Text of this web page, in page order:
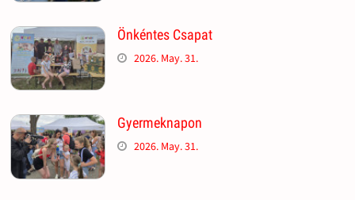
Önkéntes Csapat
2026. May. 31.
Gyermeknapon
2026. May. 31.